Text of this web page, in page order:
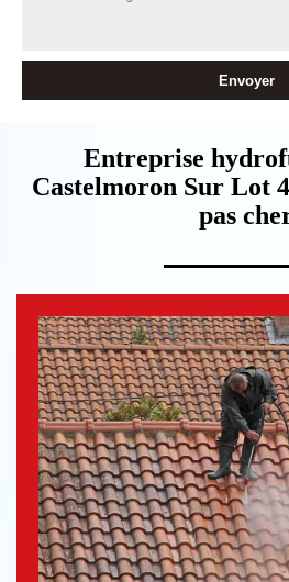
Entreprise
Castelmoron Sur Lot
pas